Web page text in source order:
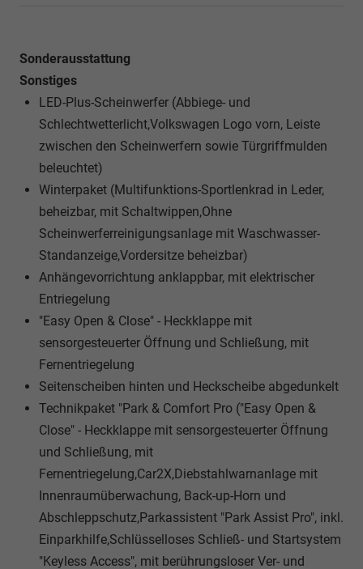
Sonderausstattung
Sonstiges
LED-Plus-Scheinwerfer (Abbiege- und
Schlechtwetterlicht,Volkswagen Logo vorn, Leiste
zwischen den Scheinwerfern sowie Türgriffmulden
beleuchtet)
Winterpaket (Multifunktions-Sportlenkrad in Leder,
beheizbar, mit Schaltwippen,Ohne
Scheinwerferreinigungsanlage mit Waschwasser-
Standanzeige,Vordersitze beheizbar)
Anhängevorrichtung anklappbar, mit elektrischer
Entriegelung
"Easy Open & Close" - Heckklappe mit
sensorgesteuerter Öffnung und Schließung, mit
Fernentriegelung
Seitenscheiben hinten und Heckscheibe abgedunkelt
Technikpaket "Park & Comfort Pro ("Easy Open &
Close" - Heckklappe mit sensorgesteuerter Öffnung
und Schließung, mit
Fernentriegelung,Car2X,Diebstahlwarnanlage mit
Innenraumüberwachung, Back-up-Horn und
Abschleppschutz,Parkassistent "Park Assist Pro", inkl.
Einparkhilfe,Schlüsselloses Schließ- und Startsystem
"Keyless Access", mit berührungsloser Ver- und